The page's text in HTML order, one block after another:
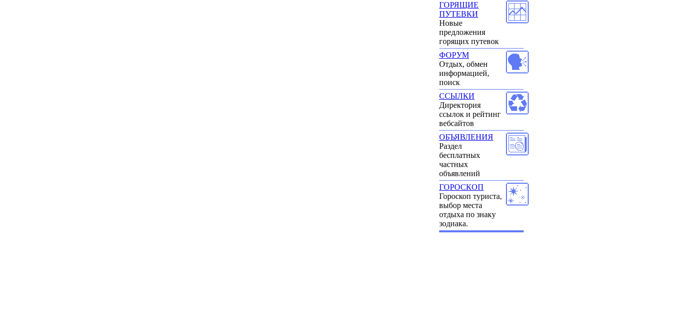
ГОРЯЩИЕ
ПУТЕВКИ
Новые
предложения
горящих путевок
ФОРУМ
Отдых, обмен
информацией,
поиск
ССЫЛКИ
Директория
ссылок и рейтинг
вебсайтов
ОБЪЯВЛЕНИЯ
Раздел
бесплатных
частных
объявлений
ГОРОСКОП
Гороскоп туриста,
выбор места
отдыха по знаку
зодиака.